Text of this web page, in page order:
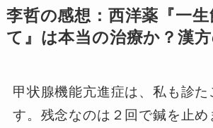
李哲の感想： 西洋薬『一
て』は本当の治療か？漢
甲状腺機能亢進症は、私も診た
す。残念なのは２回で鍼を止め